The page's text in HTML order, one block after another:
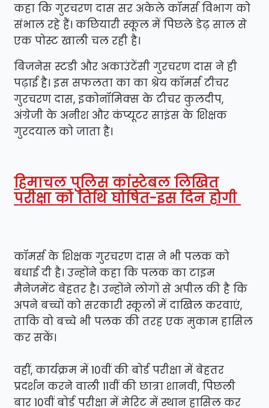
कहा कि गुरचरण दास सर अकेले कॉमर्स विभाग को
संभाल रहे हैं। कछियारी स्कूल में पिछले डेढ़ साल से
एक पोस्ट खाली चल रही है।
बिजनेस स्टडी और अकाउंटेंसी गुरचरण दास ने ही
पढ़ाई है। इस सफलता का का श्रेय कॉमर्स टीचर
गुरचरण दास, इकोनॉमिक्स के टीचर कुलदीप,
अंग्रेजी के अनीश और कंप्यूटर साइंस के शिक्षक
गुरदयाल को जाता है।
हिमाचल पुलिस कांस्टेबल लिखित
परीक्षा को तिथि घोषित-इस दिन होगी
कॉमर्स के शिक्षक गुरचरण दास ने भी पलक को
बधाई दी है। उन्होंने कहा कि पलक का टाइम
मैनेजमेंट बेहतर है। उन्होंने लोगों से अपील की है कि
अपने बच्चों को सरकारी स्कूलों में दाखिल करवाएं,
ताकि वो बच्चे भी पलक की तरह एक मुकाम हासिल
कर सकें।
वहीं, कार्यक्रम में 10वीं की बोर्ड परीक्षा में बेहतर
प्रदर्शन करने वाली 11वीं की छात्रा शानवी, पिछली
बार 10वीं बोर्ड परीक्षा में मेरिट में स्थान हासिल कर